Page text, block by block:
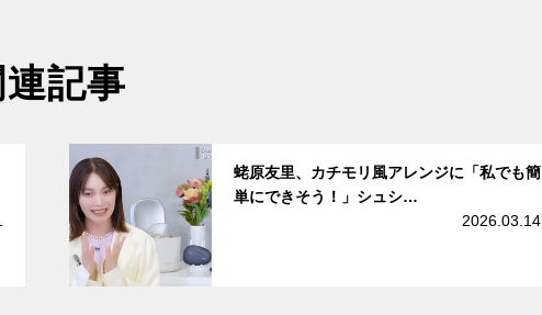
記事
蛯原友里、カチモリ風アレンジに「私でも簡
単にできそう！」シュシ…
2026.03.14